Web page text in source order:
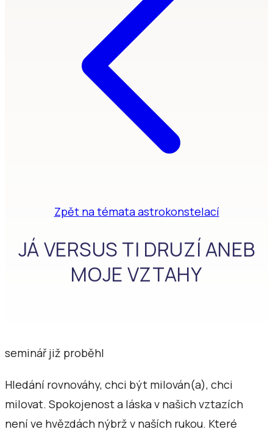
Zpět na témata astrokonstelací
JÁ VERSUS TI DRUZÍ ANEB
MOJE VZTAHY
seminář již proběhl
Hledání rovnováhy, chci být milován(a), chci
milovat. Spokojenost a láska v našich vztazích
není ve hvězdách nýbrž v naších rukou. Které